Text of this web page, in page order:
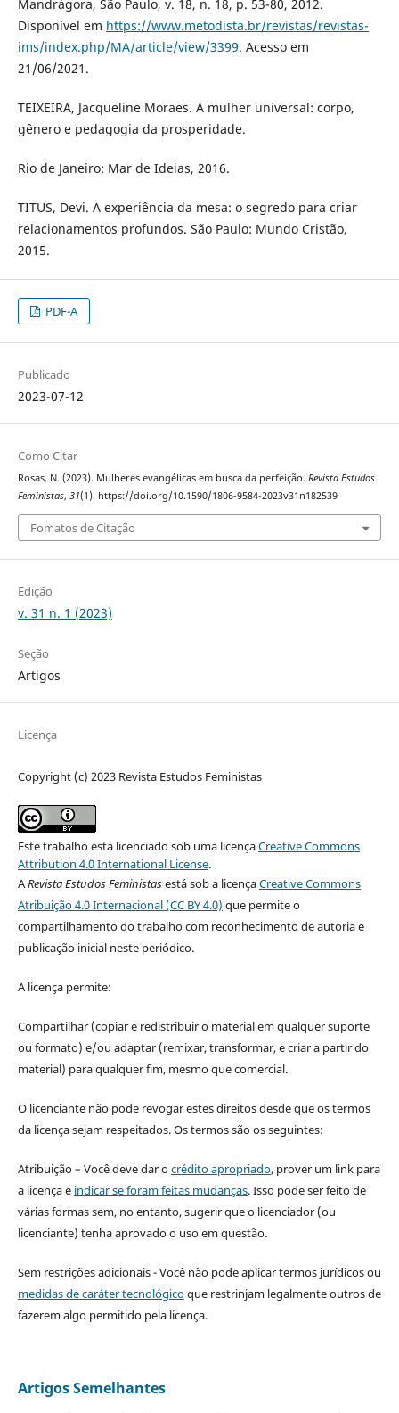
Mandrágora, São Paulo, v. 18, n. 18, p. 53-80, 2012.
Disponível em https://www.metodista.br/revistas/revistas-
ims/index.php/MA/article/view/3399. Acesso em
21/06/2021.
TEIXEIRA, Jacqueline Moraes. A mulher universal: corpo,
gênero e pedagogia da prosperidade.
Rio de Janeiro: Mar de Ideias, 2016.
TITUS, Devi. A experiência da mesa: o segredo para criar
relacionamentos profundos. São Paulo: Mundo Cristão,
2015.
PDF-A
Publicado
2023-07-12
Como Citar
Rosas, N. (2023). Mulheres evangélicas em busca da perfeição. Revista Estudos
Feministas, 31(1). https://doi.org/10.1590/1806-9584-2023v31n182539
Fomatos de Citação
Edição
v. 31 n. 1 (2023)
Seção
Artigos
Licença
Copyright (c) 2023 Revista Estudos Feministas
Este trabalho está licenciado sob uma licençaCreative Commons
Attribution 4.0 International License.
ARevista Estudos Feministasestá sob a licençaCreative Commons
Atribuição 4.0 Internacional (CC BY 4.0) que permite o
compartilhamento do trabalho com reconhecimento de autoria e
publicação inicial neste periódico.
A licença permite:
Compartilhar (copiar e redistribuir o material em qualquer suporte
ou formato) e/ou adaptar (remixar, transformar, e criar a partir do
material) para qualquer fim, mesmo que comercial.
O licenciante não pode revogar estes direitos desde que os termos
da licença sejam respeitados. Os termos são os seguintes:
Atribuição – Você deve dar ocrédito apropriado, prover um link para
a licença e indicar se foram feitas mudanças. Isso pode ser feito de
várias formas sem, no entanto, sugerir que o licenciador (ou
licenciante) tenha aprovado o uso em questão.
Sem restrições adicionais - Você não pode aplicar termos jurídicos ou
medidas de caráter tecnológicoque restrinjam legalmente outros de
fazerem algo permitido pela licença.
Artigos Semelhantes